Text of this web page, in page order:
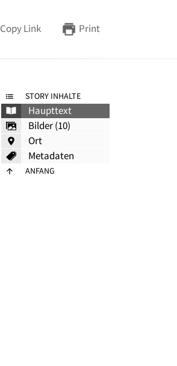
Copy Link Print
STORY INHALTE
Haupttext
Bilder (10)
Ort
Metadaten
ANFANG